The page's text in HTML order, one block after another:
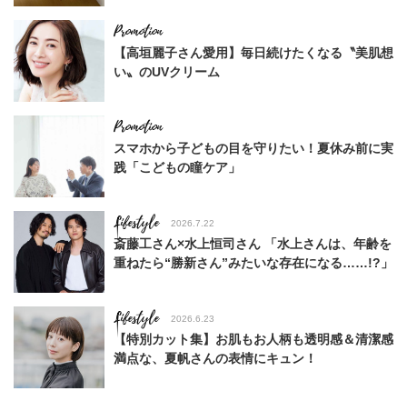
【高垣麗子さん愛用】毎日続けたくなる〝美肌想
い〟のUVクリーム
スマホから子どもの目を守りたい！夏休み前に実
践「こどもの瞳ケア」
Lifestyle 2026.7.22
斎藤工さん×水上恒司さん 「水上さんは、年齢を
重ねたら“勝新さん”みたいな存在になる……!?」
Lifestyle 2026.6.23
【特別カット集】お肌もお人柄も透明感＆清潔感
満点な、夏帆さんの表情にキュン！